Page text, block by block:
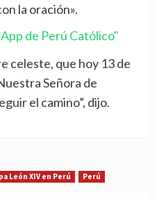
la oración».
de Perú Católico"
celeste, que hoy 13 de
Señora de
el camino”, dijo.
León XIV en Perú Perú